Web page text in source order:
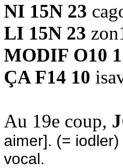
NI 15N 23
LI 15N 23
MODIF O10
ÇA F14 10
Au 19e coup,
aimer]. (=
vocal.